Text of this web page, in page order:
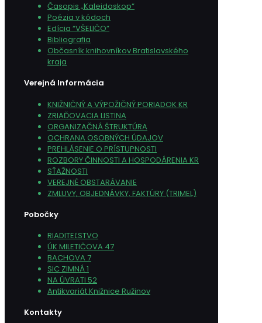
Časopis „Kaleidoskop“
Poézia v kódoch
Edícia “VŠELIČO”
Bibliografia
Občasník knihovníkov Bratislavského
kraja
Verejná Informácia
KNIŽNIČNÝ A VÝPOŽIČNÝ PORIADOK KR
ZRIAĎOVACIA LISTINA
ORGANIZAČNÁ ŠTRUKTÚRA
OCHRANA OSOBNÝCH ÚDAJOV
PREHLÁSENIE O PRÍSTUPNOSTI
ROZBORY ČINNOSTI A HOSPODÁRENIA KR
SŤAŽNOSTI
VEREJNÉ OBSTARÁVANIE
ZMLUVY, OBJEDNÁVKY, FAKTÚRY (TRIMEL)
Pobočky
RIADITEĽSTVO
ÚK MILETIČOVA 47
BACHOVA 7
SIC ZIMNÁ 1
NA ÚVRATI 52
Antikvariát Knižnice Ružinov
Kontakty